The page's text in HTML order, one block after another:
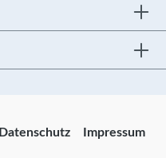
Datenschutz Impressum